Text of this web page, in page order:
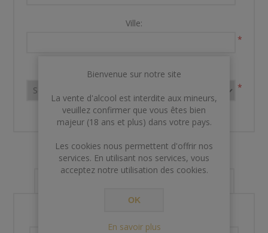
Ville:
*
Pays:
*
Bienvenue sur notre site
La vente d'alcool est interdite aux mineurs,
veuillez confirmer que vous êtes bien
majeur (18 ans et plus) dans votre pays.
Les cookies nous permettent d'offrir nos
services. En utilisant nos services, vous
acceptez notre utilisation des cookies.
OK
En savoir plus